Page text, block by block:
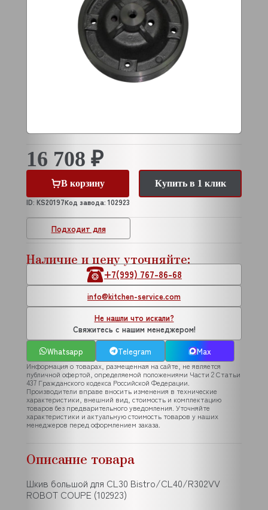
Подходит для
16 708 ₽
В корзину
Купить в 1 клик
ID: KS20197Код завода: 102923
Наличие и цену уточняйте:
+7(999) 767-86-68
info@kitchen-service.com
Не нашли что искали?
Свяжитесь с нашим менеджером!
Whatsapp
Telegram Max
Информация о товарах, размещенная на сайте, не является
публичной офертой, определяемой положениями Части 2 Статьи
437 Гражданского кодекса Российской Федерации.
Производители вправе вносить изменения в технические
характеристики, внешний вид, стоимость и комплектацию
товаров без предварительного уведомления. Уточняйте
характеристики и актуальную стоимость товаров у наших
менеджеров перед оформлением заказа.
Описание товара
Шкив большой для CL30 Bistro/CL40/R302VV
ROBOT COUPE (102923)